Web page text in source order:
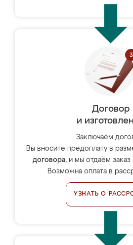
Договор
и
Заключаем
Вы вносите предоплату в
договора, и мы отдаём
Возможна оплата в
УЗНАТЬ О